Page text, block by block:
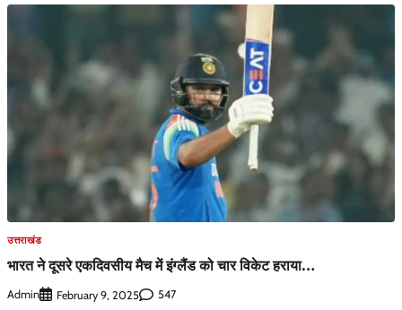
उत्तराखंड
भारत ने दूसरे एकदिवसीय मैच में इंग्लैंड को चार विकेट हराया…
Admin February 9, 2025 547